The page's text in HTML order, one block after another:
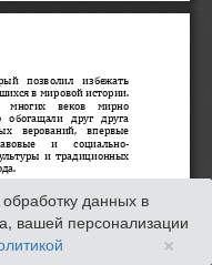
данных в
вашей персонализации
×